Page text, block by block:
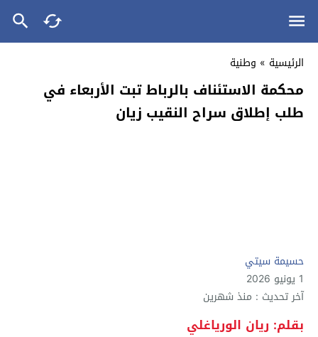
الرئيسية » وطنية
محكمة الاستئناف بالرباط تبت الأربعاء في
طلب إطلاق سراح النقيب زيان
حسيمة سيتي
1 يونيو 2026
آخر تحديث : منذ شهرين
بقلم: ريان الورياغلي